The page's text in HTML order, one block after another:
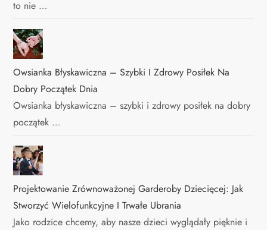
to nie …
Owsianka Błyskawiczna – Szybki I Zdrowy Posiłek Na
Dobry Początek Dnia
Owsianka błyskawiczna – szybki i zdrowy posiłek na dobry
początek …
Projektowanie Zrównoważonej Garderoby Dziecięcej: Jak
Stworzyć Wielofunkcyjne I Trwałe Ubrania
Jako rodzice chcemy, aby nasze dzieci wyglądały pięknie i